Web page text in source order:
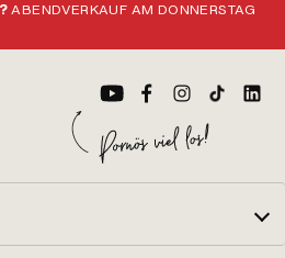
ABENDVERKAUF AM DONNERSTAG